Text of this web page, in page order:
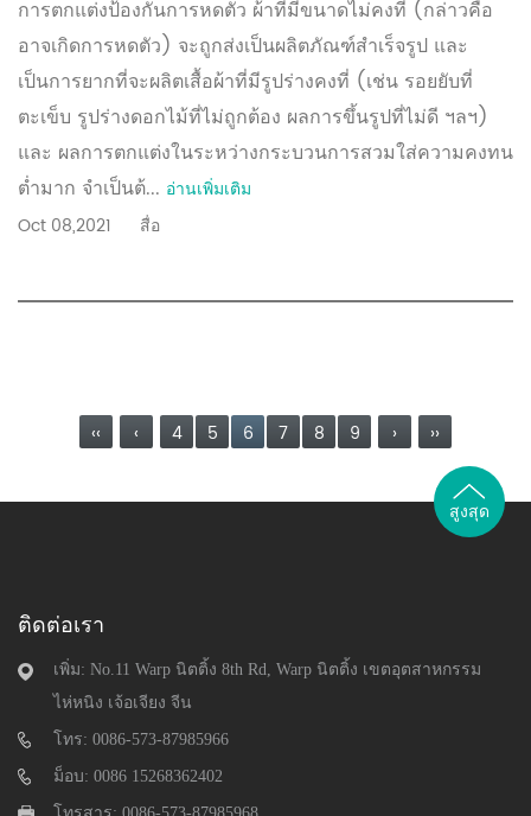
การตกแต่งป้องกันการหดตัว ผ้าที่มีขนาดไม่คงที่ (กล่าวคือ
อาจเกิดการหดตัว) จะถูกส่งเป็นผลิตภัณฑ์สำเร็จรูป และ
เป็นการยากที่จะผลิตเสื้อผ้าที่มีรูปร่างคงที่ (เช่น รอยยับที่
ตะเข็บ รูปร่างดอกไม้ที่ไม่ถูกต้อง ผลการขึ้นรูปที่ไม่ดี ฯลฯ)
และ ผลการตกแต่งในระหว่างกระบวนการสวมใส่ความคงทน
ต่ำมาก จำเป็นต้... อ่านเพิ่มเติม
Oct 08,2021
สื่อ
‹‹ ‹ 4 5 6 7 8 9 › ››
ติดต่อเรา
เพิ่ม: No.11 Warp นิตติ้ง 8th Rd, Warp นิตติ้ง เขตอุตสาหกรรม
ไห่หนิง เจ้อเจียง จีน
โทร: 0086-573-87985966
ม็อบ: 0086 15268362402
สูงสุด